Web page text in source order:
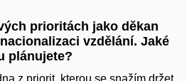
prioritách jako děkan
vzdělání. Jaké
plánujete?
z priorit, kterou se snažím držet